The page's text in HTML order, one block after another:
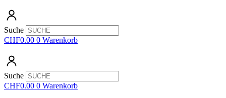
Suche
CHF0.00 0 Warenkorb
Suche
CHF0.00 0 Warenkorb